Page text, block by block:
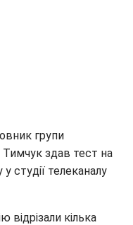
групи
здав тест на
студії телеканалу
відрізали кілька